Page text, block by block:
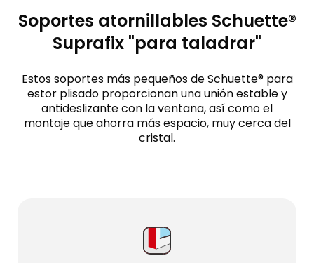
Soportes atornillables Schuette®
Suprafix "para taladrar"
Estos soportes más pequeños de Schuette® para
estor plisado proporcionan una unión estable y
antideslizante con la ventana, así como el
montaje que ahorra más espacio, muy cerca del
cristal.